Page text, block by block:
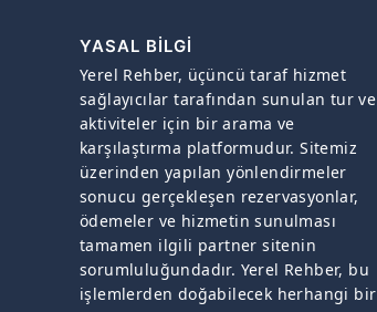
YASAL BILGI
Yerel Rehber, üçüncü taraf hizmet
sağlayıcılar tarafından sunulan tur ve
aktiviteler için bir arama ve
karşılaştırma platformudur. Sitemiz
üzerinden yapılan yönlendirmeler
sonucu gerçekleşen rezervasyonlar,
ödemeler ve hizmetin sunulması
tamamen ilgili partner sitenin
sorumluluğundadır. Yerel Rehber, bu
işlemlerden doğabilecek herhangi bir